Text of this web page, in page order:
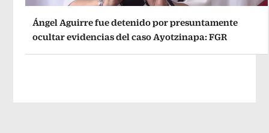
Ángel Aguirre fue detenido por presuntamente
ocultar evidencias del caso Ayotzinapa: FGR